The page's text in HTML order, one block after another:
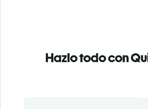
Hazlo todo con